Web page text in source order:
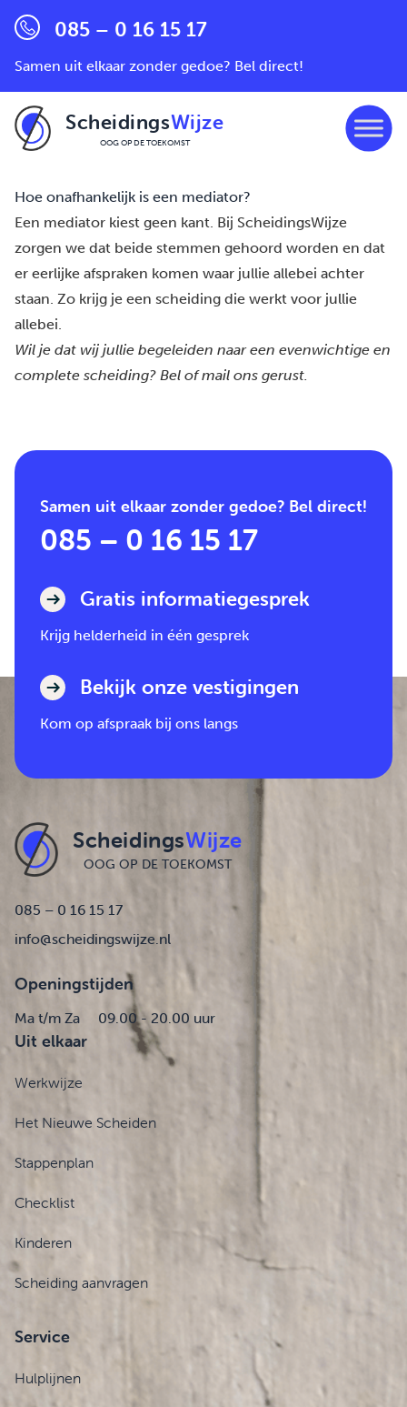
085 – 0 16 15 17
Samen uit elkaar zonder gedoe? Bel direct!
ScheidingsWijze
OOG OP DE TOEKOMST
Hoe onafhankelijk is een mediator?
Een mediator kiest geen kant. Bij ScheidingsWijze
zorgen we dat beide stemmen gehoord worden en dat
er eerlijke afspraken komen waar jullie allebei achter
staan. Zo krijg je een scheiding die werkt voor jullie
allebei.
Wil je dat wij jullie begeleiden naar een evenwichtige en
complete scheiding? Bel of mail ons gerust.
Samen uit elkaar zonder gedoe? Bel direct!
085 – 0 16 15 17
Gratis informatiegesprek
Krijg helderheid in één gesprek
Bekijk onze vestigingen
Kom op afspraak bij ons langs
ScheidingsWijze
OOG OP DE TOEKOMST
085 – 0 16 15 17
info@scheidingswijze.nl
Openingstijden
Ma t/m Za 09.00 - 20.00 uur
Uit elkaar
Werkwijze
Het Nieuwe Scheiden
Stappenplan
Checklist
Kinderen
Scheiding aanvragen
Service
Hulplijnen